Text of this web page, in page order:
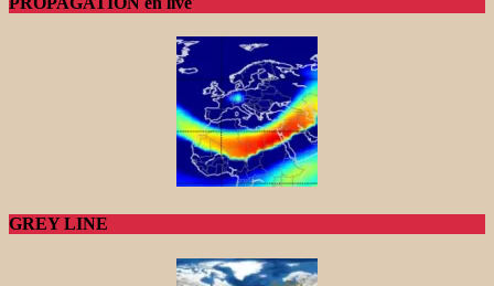
GREY LINE